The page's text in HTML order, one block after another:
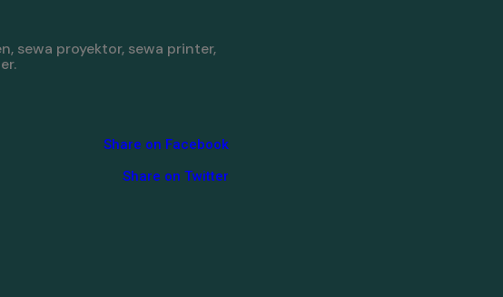
sewa proyektor, sewa printer,
Share on Facebook
Share on Twitter